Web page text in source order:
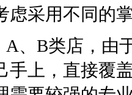
虑采用不同的
B类店，由于
手上，直接覆